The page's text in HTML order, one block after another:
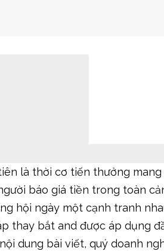
là thời cơ tiến thưởng
báo giá tiền trong toàn
hội ngày một cạnh tranh
thay bắt and được áp dụng
dung bài viết, quý doanh